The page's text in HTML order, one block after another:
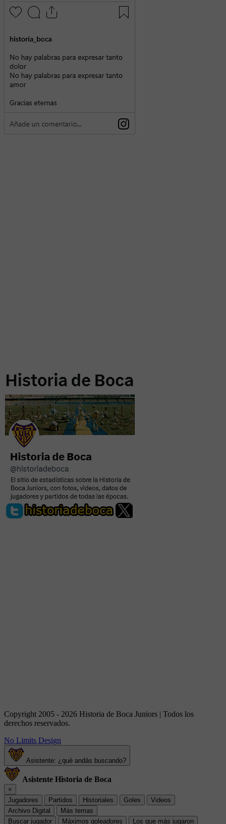
Copyright 2005 - 2026 Historia de Boca Juniors | Todos los
derechos reservados.
No Limits Design
Asistente: ¿qué andás buscando?
Asistente Historia de Boca
×
Jugadores
Partidos Historiales Goles
Videos
Archivo Digital
Más temas
Buscar jugador
Máximos goleadores Los que más jugaron